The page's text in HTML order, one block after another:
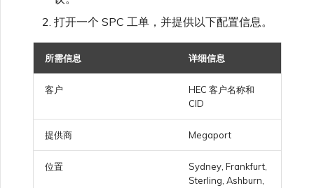
打开一个 SPC 工单，并提供以下配置信息。
所需信息 详细信息
客户
HEC 客户名称和
CID
提供商 Megaport
位置
Sydney, Frankfurt,
Sterling, Ashburn,